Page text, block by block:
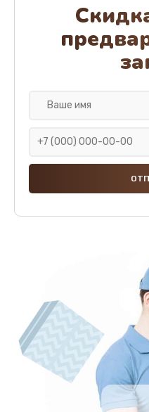
Настройка или
Ремонт или
Ремонт
Полный ремонт
Замена